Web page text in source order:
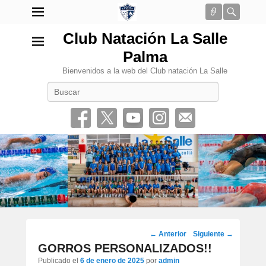
Conectar
Club Natación La Salle
Palma
Bienvenidos a la web del Club natación La Salle
•
Navegación
por
los
← Anterior Siguiente →
GORROS PERSONALIZADOS!!
Publicado el 6 de enero de 2025 por admin